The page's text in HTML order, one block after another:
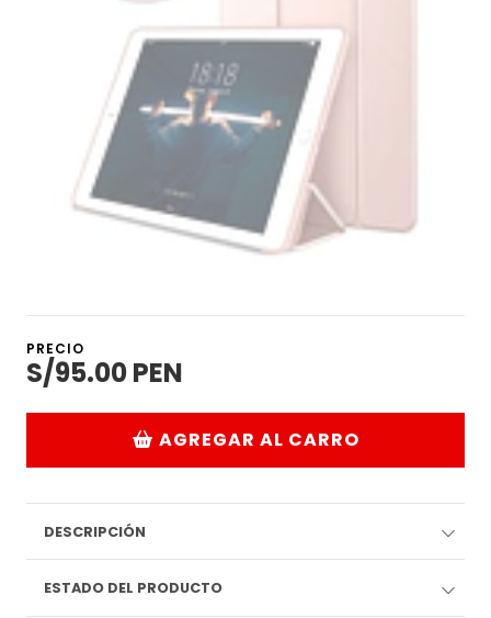
PRECIO
S/95.00 PEN
AGREGAR AL CARRO
DESCRIPCIÓN
ESTADO DEL PRODUCTO